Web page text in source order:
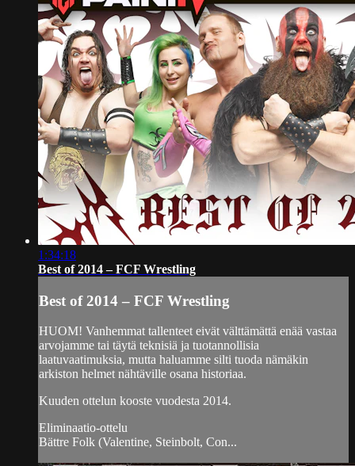
1:34:18
Best of 2014 – FCF Wrestling
Best of 2014 – FCF Wrestling
HUOM! Vanhemmat tallenteet eivät välttämättä enää vastaa
arvojamme tai täytä teknisiä ja tuotannollisia
laatuvaatimuksia, mutta haluamme silti tuoda nämäkin
arkiston helmet nähtäville osana historiaa.
Kuuden ottelun kooste vuodesta 2014.
Eliminaatio-ottelu
Bättre Folk (Valentine, Steinbolt, Con...